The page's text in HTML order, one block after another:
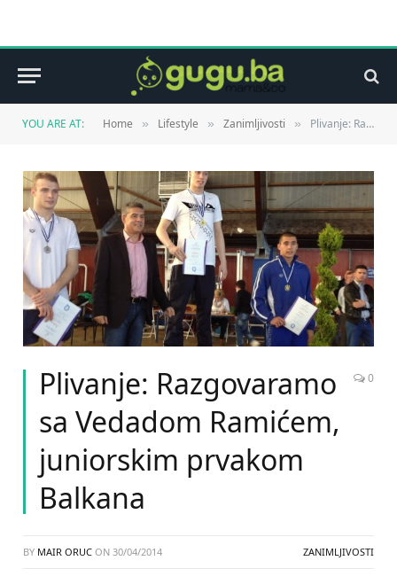
YOU ARE AT: Home » Lifestyle » Zanimljivosti » Plivanje: Razgovaramo sa Vedadom Ramićem, juniorskim prvakom Balkana
Plivanje: Razgovaramo
sa Vedadom Ramićem,
juniorskim prvakom
Balkana
0
BY MAIR ORUC ON 30/04/2014 ZANIMLJIVOSTI